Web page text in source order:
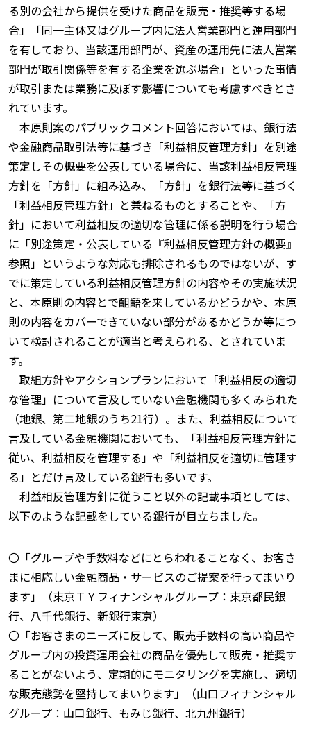
る別の会社から提供を受けた商品を販売・推奨等する場
合」「同一主体又はグループ内に法人営業部門と運用部門
を有しており、当該運用部門が、資産の運用先に法人営業
部門が取引関係等を有する企業を選ぶ場合」といった事情
が取引または業務に及ぼす影響についても考慮すべきとさ
れています。
本原則案のパブリックコメント回答においては、銀行法
や金融商品取引法等に基づき「利益相反管理方針」を別途
策定しその概要を公表している場合に、当該利益相反管理
方針を「方針」に組み込み、「方針」を銀行法等に基づく
「利益相反管理方針」と兼ねるものとすることや、「方
針」において利益相反の適切な管理に係る説明を行う場合
に「別途策定・公表している『利益相反管理方針の概要』
参照」というような対応も排除されるものではないが、す
でに策定している利益相反管理方針の内容やその実施状況
と、本原則の内容とで齟齬を来しているかどうかや、本原
則の内容をカバーできていない部分があるかどうか等につ
いて検討されることが適当と考えられる、とされていま
す。
取組方針やアクションプランにおいて「利益相反の適切
な管理」について言及していない金融機関も多くみられた
（地銀、第二地銀のうち21行）。また、利益相反について
言及している金融機関においても、「利益相反管理方針に
従い、利益相反を管理する」や「利益相反を適切に管理す
る」とだけ言及している銀行も多いです。
利益相反管理方針に従うこと以外の記載事項としては、
以下のような記載をしている銀行が目立ちました。
〇「グループや手数料などにとらわれることなく、お客さ
まに相応しい金融商品・サービスのご提案を行ってまいり
ます」（東京ＴＹフィナンシャルグループ：東京都民銀
行、八千代銀行、新銀行東京）
〇「お客さまのニーズに反して、販売手数料の高い商品や
グループ内の投資運用会社の商品を優先して販売・推奨す
ることがないよう、定期的にモニタリングを実施し、適切
な販売態勢を堅持してまいります」（山口フィナンシャル
グループ：山口銀行、もみじ銀行、北九州銀行）